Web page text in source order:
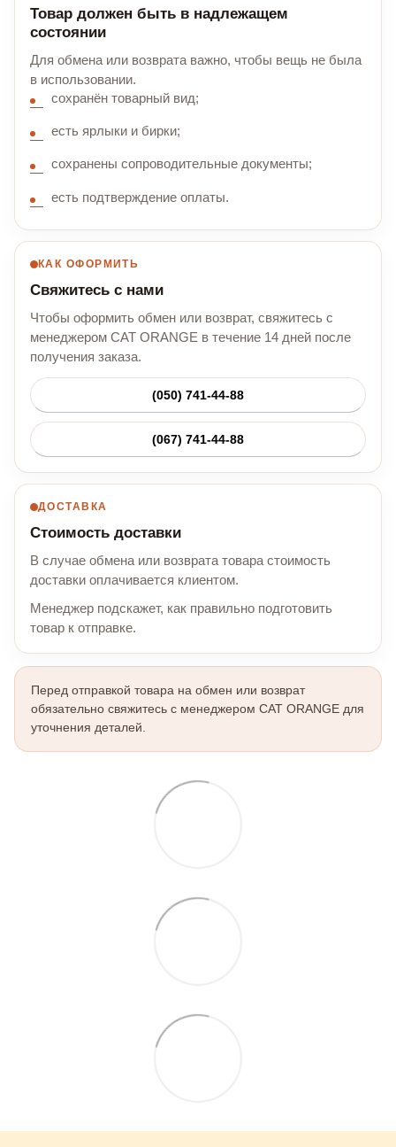
Товар должен быть в надлежащем
состоянии
Для обмена или возврата важно, чтобы вещь не была
в использовании.
сохранён товарный вид;
есть ярлыки и бирки;
сохранены сопроводительные документы;
есть подтверждение оплаты.
КАК ОФОРМИТЬ
Свяжитесь с нами
Чтобы оформить обмен или возврат, свяжитесь с
менеджером CAT ORANGE в течение 14 дней после
получения заказа.
(050) 741-44-88
(067) 741-44-88
ДОСТАВКА
Стоимость доставки
В случае обмена или возврата товара стоимость
доставки оплачивается клиентом.
Менеджер подскажет, как правильно подготовить
товар к отправке.
Перед отправкой товара на обмен или возврат
обязательно свяжитесь с менеджером CAT ORANGE для
уточнения деталей.